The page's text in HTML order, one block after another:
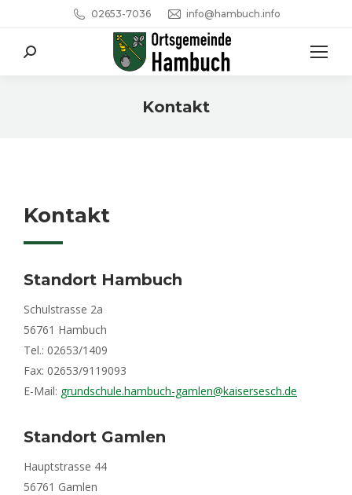
02653-7036 info@hambuch.info
Search:
Kontakt
Kontakt
Standort Hambuch
Schulstrasse 2a
56761 Hambuch
Tel.: 02653/1409
Fax: 02653/9119093
E-Mail: grundschule.hambuch-gamlen@kaisersesch.de
Standort Gamlen
Hauptstrasse 44
56761 Gamlen